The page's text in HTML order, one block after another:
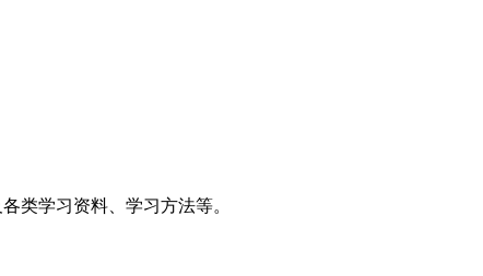
类学习资料、学习方法等。